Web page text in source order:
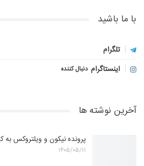
با ما باشید
تلگرام
اینستاگرام دنبال کننده
آخرین نوشته ها
پرونده نیکون و ویلتروکس به
۱۴۰۵/۰۵/۱۱